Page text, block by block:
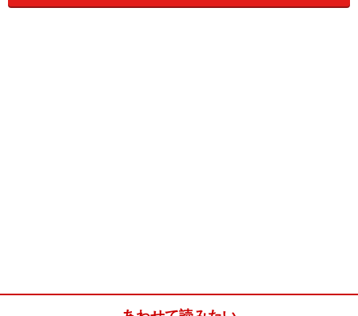
刀削麺を鍋の中に削り入れていました。そんな調理風景